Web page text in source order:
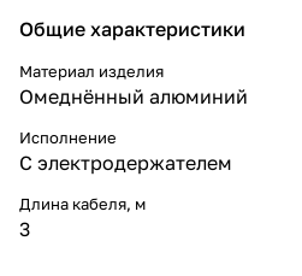
Общие характеристики
Материал изделия
Омеднённый алюминий
Исполнение
С электродержателем
Длина кабеля, м
3